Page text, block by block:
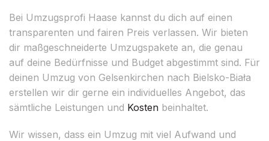
Bei Umzugsprofi Haase kannst du dich auf einen
transparenten und fairen Preis verlassen. Wir bieten
dir maßgeschneiderte Umzugspakete an, die genau
auf deine Bedürfnisse und Budget abgestimmt sind. Für
deinen Umzug von Gelsenkirchen nach Bielsko-Biała
erstellen wir dir gerne ein individuelles Angebot, das
sämtliche Leistungen und Kosten beinhaltet.
Wir wissen, dass ein Umzug mit viel Aufwand und